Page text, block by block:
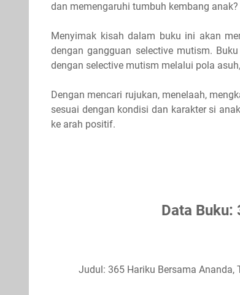
dan memengaruhi tumbuh kembang anak?
Menyimak kisah dalam buku ini akan
dengan gangguan selective mutism.
dengan selective mutism melalui pola
Dengan mencari rujukan, menelaah,
sesuai dengan kondisi dan karakter si
ke arah positif.
Data Buku:
Judul: 365 Hariku Bersama